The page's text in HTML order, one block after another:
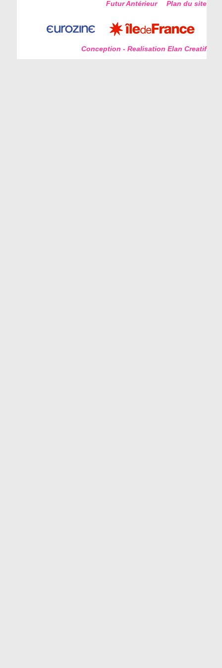
Futur Antérieur
Plan du site
Conception - Realisation Elan Creatif